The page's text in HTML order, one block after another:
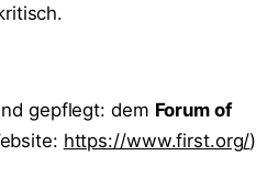
gepflegt: dem Forum of
https://www.first.org/)